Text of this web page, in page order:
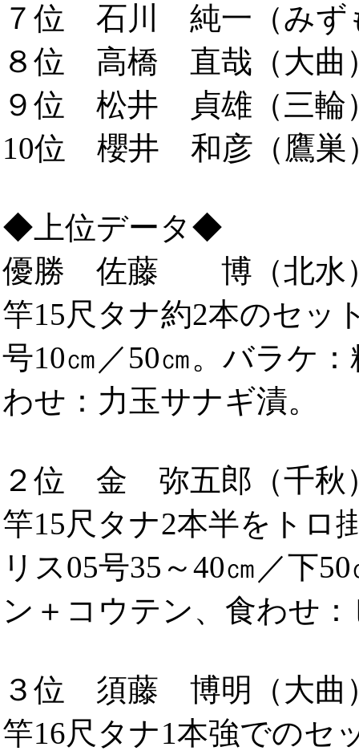
７位 石川 純一（みず
８位 高橋 直哉（大曲
９位 松井 貞雄（三輪
10位 櫻井 和彦（鷹巣
◆上位データ◆
優勝 佐藤 博（北水
竿15尺タナ約2本のセッ
号10㎝／50㎝。バラケ
わせ：力玉サナギ漬。
２位 金 弥五郎（千秋
竿15尺タナ2本半をトロ
リス05号35～40㎝／下
ン＋コウテン、食わせ
３位 須藤 博明（大曲
竿16尺タナ1本強でのセ